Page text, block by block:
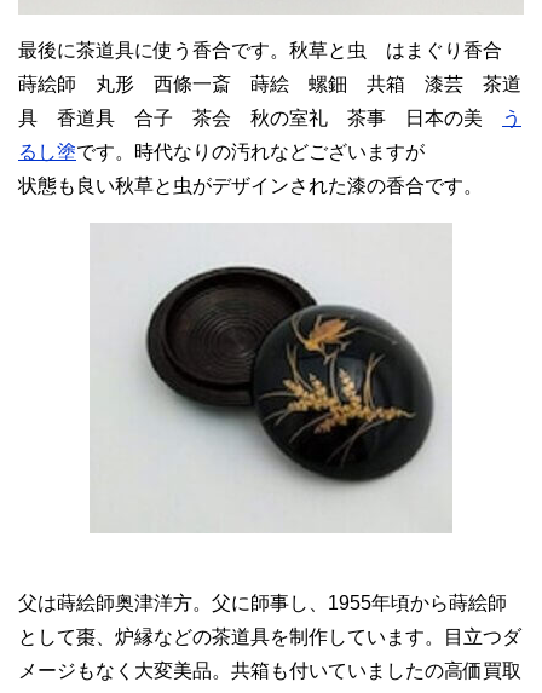
最後に茶道具に使う香合です。秋草と虫 はまぐり香合
蒔絵師 丸形 西條一斎 蒔絵 螺鈿 共箱 漆芸 茶道
具 香道具 合子 茶会 秋の室礼 茶事 日本の美
う
るし塗です。時代なりの汚れなどございますが
状態も良い秋草と虫がデザインされた漆の香合です。
父は蒔絵師奥津洋方。父に師事し、1955年頃から蒔絵師
として棗、炉縁などの茶道具を制作しています。目立つダ
メージもなく大変美品。共箱も付いていましたの高価買取